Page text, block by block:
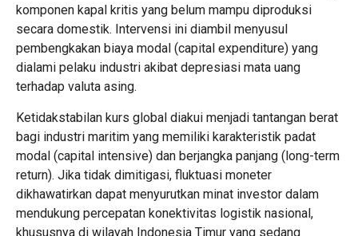
komponen kapal kritis yang belum mampu diproduksi
secara domestik. Intervensi ini diambil menyusul
pembengkakan biaya modal (capital expenditure) yang
dialami pelaku industri akibat depresiasi mata uang
terhadap valuta asing.
Ketidakstabilan kurs global diakui menjadi tantangan berat
bagi industri maritim yang memiliki karakteristik padat
modal (capital intensive) dan berjangka panjang (long-term
return). Jika tidak dimitigasi, fluktuasi moneter
dikhawatirkan dapat menyurutkan minat investor dalam
mendukung percepatan konektivitas logistik nasional,
khususnya di wilayah Indonesia Timur yang sedang